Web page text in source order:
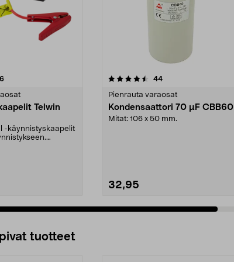
arvostelut
Telwin
1250/150
-käynnistyskaapelit
viidestä
44arvostelut
Pienrauta varaosat
Kondensaattori 70 µF CBB60
Mitat: 106 x 50 mm.
32,95
4.5 viidestä
tuotteet